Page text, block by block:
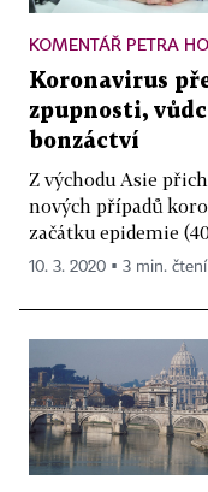
KOMENTÁŘ PETRA
Koronavirus
zpupnosti,
bonzáctví
Z východu Asie
nových případů
začátku epidemie
10. 3. 2020 ▪ 3 min. čtení